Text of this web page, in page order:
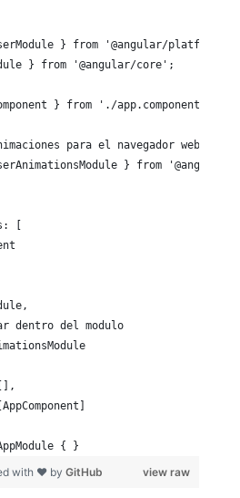
} from '@angular/platform-
} from '@angular/core';
} from './app.component';
para el navegador web
} from
[
dentro del modulo
{ }
view raw
with ❤ by GitHub